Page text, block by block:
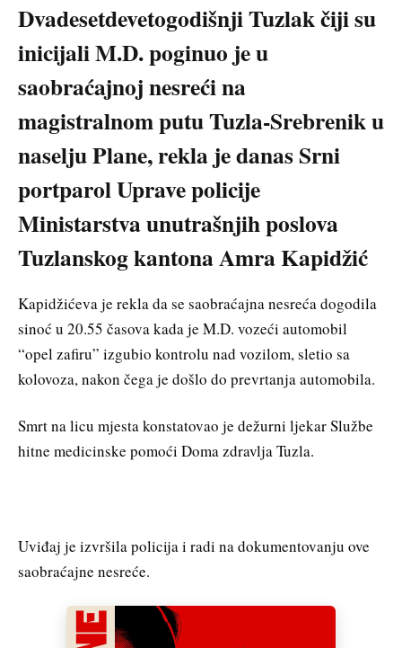
Dvadesetdevetogodišnji Tuzlak čiji su
inicijali M.D. poginuo je u
saobraćajnoj nesreći na
magistralnom putu Tuzla-Srebrenik u
naselju Plane, rekla je danas Srni
portparol Uprave policije
Ministarstva unutrašnjih poslova
Tuzlanskog kantona Amra Kapidžić
Kapidžićeva je rekla da se saobraćajna nesreća dogodila
sinoć u 20.55 časova kada je M.D. vozeći automobil
“opel zafiru” izgubio kontrolu nad vozilom, sletio sa
kolovoza, nakon čega je došlo do prevrtanja automobila.
Smrt na licu mjesta konstatovao je dežurni ljekar Službe
hitne medicinske pomoći Doma zdravlja Tuzla.
Uviđaj je izvršila policija i radi na dokumentovanju ove
saobraćajne nesreće.